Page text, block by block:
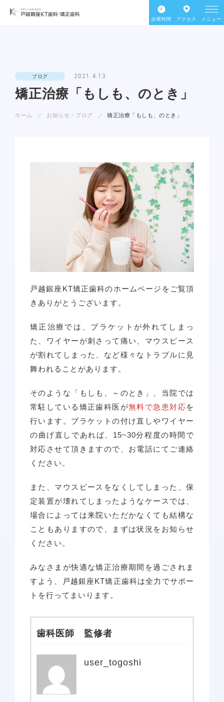
診療時間 アクセス メニュー
ブログ 2021.4.13
矯正治療「もしも、のとき」
ホーム お知らせ・ブログ 矯正治療「もしも、のとき」
戸越銀座KT矯正歯科のホームページをご覧頂
きありがとうございます。
矯正治療では、ブラケットが外れてしまっ
た、ワイヤーが刺さって痛い、マウスピース
が割れてしまった、など様々なトラブルに見
舞われることがあります。
そのような「もしも、～のとき」、当院では
常駐している矯正歯科医が無料で急患対応を
行います。ブラケットの付け直しやワイヤー
の曲げ直しであれば、15~30分程度の時間で
対応させて頂きますので、お電話にてご連絡
ください。
また、マウスピースをなくしてしまった、保
定装置が壊れてしまったようなケースでは、
場合によっては来院いただかなくても結構な
こともありますので、まずは状況をお知らせ
ください。
みなさまが快適な矯正治療期間を過ごされま
すよう、戸越銀座KT矯正歯科は全力でサポー
トを行ってまいります。
歯科医師 監修者
user_togoshi